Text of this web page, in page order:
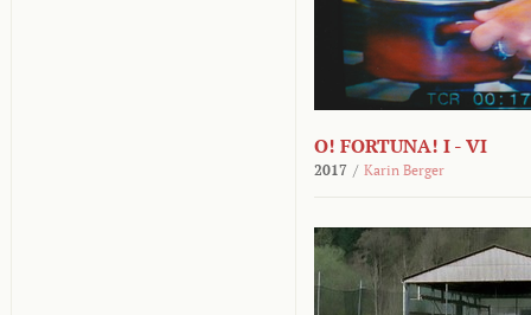
O! FORTUNA! I - VI
2017 / Karin Berger